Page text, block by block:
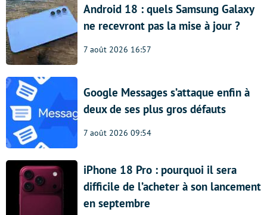
Android 18 : quels Samsung Galaxy
ne recevront pas la mise à jour ?
7 août 2026 16:57
Google Messages s’attaque enfin à
deux de ses plus gros défauts
7 août 2026 09:54
iPhone 18 Pro : pourquoi il sera
difficile de l’acheter à son lancement
en septembre